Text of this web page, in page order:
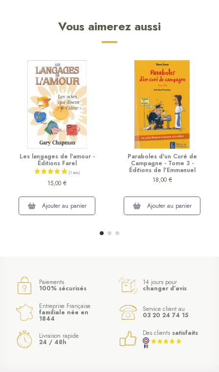
Vous aimerez aussi
Les langages de l'amour -
Éditions Farel
15,00 €
Ajouter au panier
Paraboles d'un Curé de
Campagne - Tome 3 -
Éditions de l'Emmanuel
18,00 €
Ajouter au panier
Paiements
100% sécurisés
14 jours pour
changer d’avis
Entreprise Française
familiale née en
1844
Service client au
03 20 24 74 15
Livraison rapide
24 / 48h
Des clients satisfaits